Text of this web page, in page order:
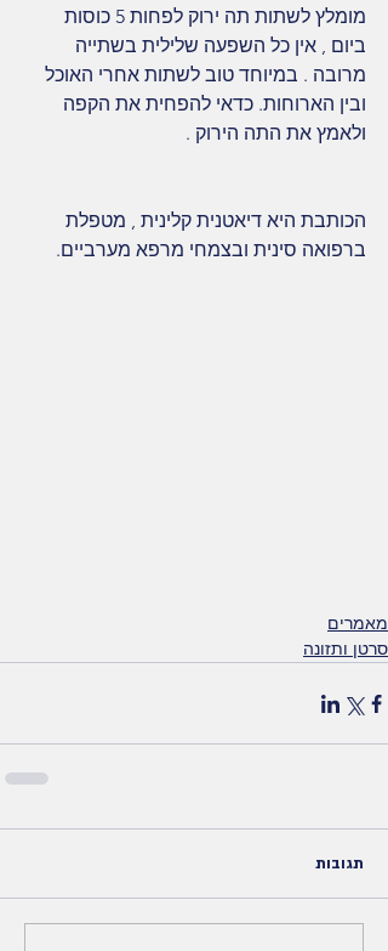
מומלץ לשתות תה ירוק לפחות 5 כוסות
ביום , אין כל השפעה שלילית בשתייה
מרובה . במיוחד טוב לשתות אחרי האוכל
ובין הארוחות. כדאי להפחית את הקפה
ולאמץ את התה הירוק .
הכותבת היא דיאטנית קלינית , מטפלת
ברפואה סינית ובצמחי מרפא מערביים.
מאמרים
סרטן ותזונה
תגובות